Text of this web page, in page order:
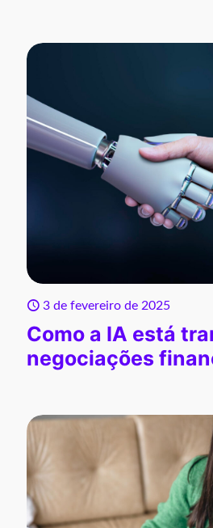
3 de fevereiro de 2025
Como a IA está
negociações